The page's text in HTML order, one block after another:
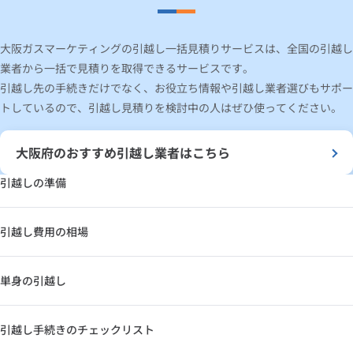
大阪ガスマーケティングの引越し一括見積りサービスは、全国の引越し
業者から一括で見積りを取得できるサービスです。
引越し先の手続きだけでなく、お役立ち情報や引越し業者選びもサポー
トしているので、引越し見積りを検討中の人はぜひ使ってください。
大阪府のおすすめ引越し業者はこちら
引越しの準備
引越し費用の相場
単身の引越し
引越し手続きのチェックリスト